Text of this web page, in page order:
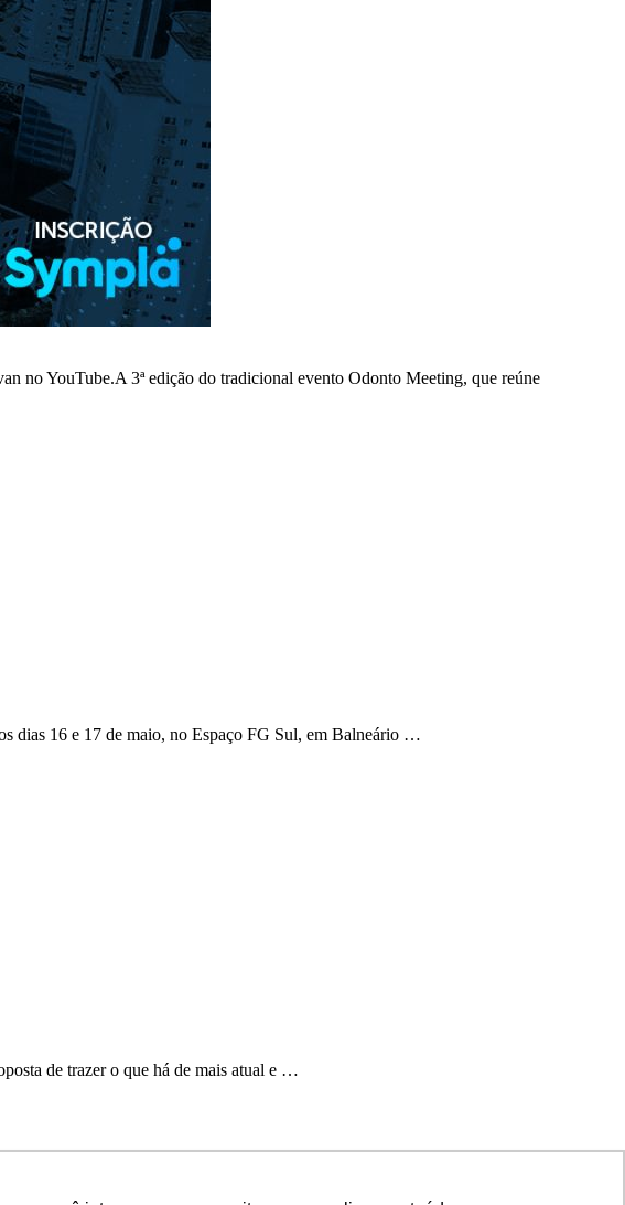
no YouTube.A 3ª edição do tradicional evento Odonto Meeting, que reúne
dias 16 e 17 de maio, no Espaço FG Sul, em Balneário …
de trazer o que há de mais atual e …